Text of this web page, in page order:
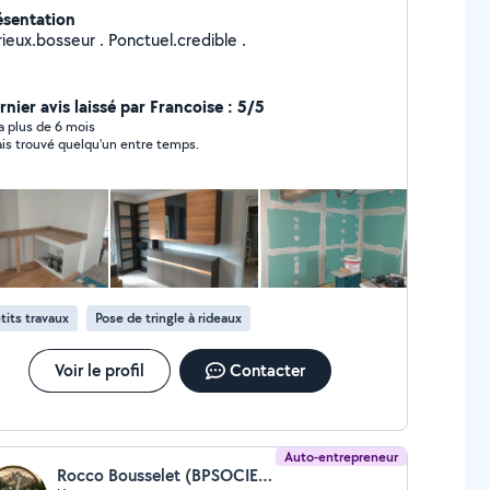
. Ponctuel.credible .
avis laissé par Francoise : 5/5
plus de 6 mois
trouvé quelqu'un entre temps.
travaux Pose de tringle à rideaux
Voir le profil Contacter
Auto-entrepreneur
Rocco Bousselet (BPSOCIETE)